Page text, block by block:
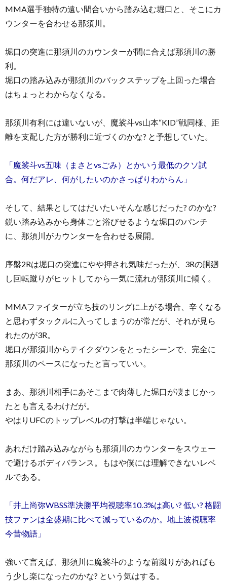
MMA選手独特の遠い間合いから踏み込む堀口と、そこにカ
ウンターを合わせる那須川。
堀口の突進に那須川のカウンターが間に合えば那須川の勝
利。
堀口の踏み込みが那須川のバックステップを上回った場合
はちょっとわからなくなる。
那須川有利には違いないが、魔裟斗vs山本“KID”戦同様、距
離を支配した方が勝利に近づくのかな? と予想していた。
「魔裟斗vs五味（まさとvsごみ）とかいう最低のクソ試
合。何だアレ、何がしたいのかさっぱりわからん」
そして、結果としてはだいたいそんな感じだった? のかな?
鋭い踏み込みから身体ごと浴びせるような堀口のパンチ
に、那須川がカウンターを合わせる展開。
序盤2Rは堀口の突進にやや押され気味だったが、3Rの胴廻
し回転蹴りがヒットしてから一気に流れが那須川に傾く。
MMAファイターが立ち技のリングに上がる場合、辛くなる
と思わずタックルに入ってしまうのが常だが、それが見ら
れたのが3R。
堀口が那須川からテイクダウンをとったシーンで、完全に
那須川のペースになったと言っていい。
まあ、那須川相手にあそこまで肉薄した堀口が凄まじかっ
たとも言えるわけだが。
やはりUFCのトップレベルの打撃は半端じゃない。
あれだけ踏み込みながらも那須川のカウンターをスウェー
で避けるボディバランス。もはや僕には理解できないレベ
ルである。
「井上尚弥WBSS準決勝平均視聴率10.3%は高い? 低い? 格闘
技ファンは全盛期に比べて減っているのか。地上波視聴率
今昔物語」
強いて言えば、那須川に魔裟斗のような前蹴りがあればも
う少し楽になったのかな? という気はする。